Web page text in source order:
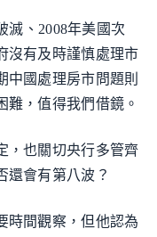
滅、2008年美國次
沒有及時謹慎處理市
中國處理房市問題則
難，值得我們借鏡。
，也關切央行多管齊
還會有第八波？
時間觀察，但他認為